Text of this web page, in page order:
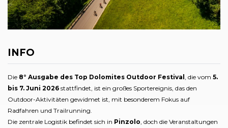
INFO
Die 8° Ausgabe des Top Dolomites Outdoor Festival , die vom 5.
bis 7. Juni 2026 stattfindet, ist ein großes Sportereignis, das den
Outdoor-Aktivitäten gewidmet ist, mit besonderem Fokus auf
Radfahren und Trailrunning.
Die zentrale Logistik befindet sich in Pinzolo , doch die Veranstaltungen